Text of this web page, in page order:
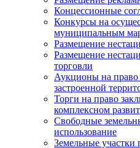
Концессионные
Конкурсы на
муниципальным
Размещение
Размещение
торговли
Аукционы на право
застроенной
Торги на право
комплексном
Свободные
использование
Земельные участки